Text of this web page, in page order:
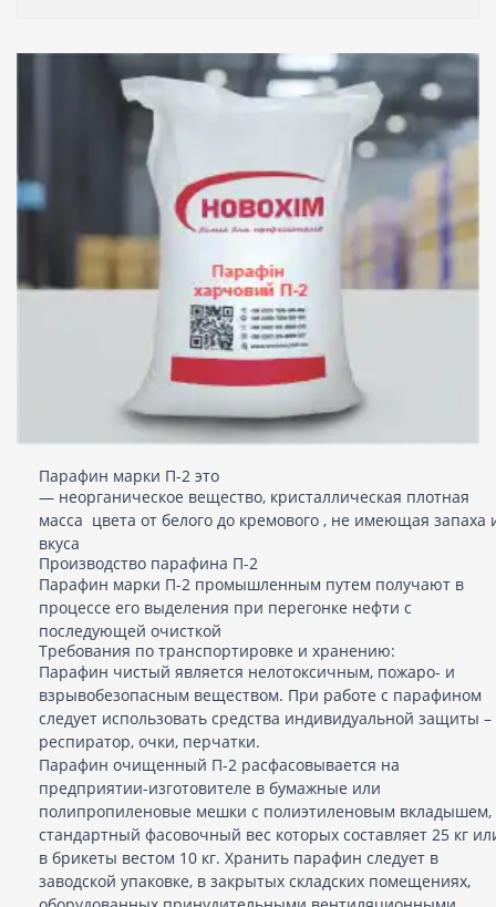
Парафин марки П-2 это
— неорганическое вещество, кристаллическая плотная
масса цвета от белого до кремового , не имеющая запаха
вкуса
Производство парафина П-2
Парафин марки П-2 промышленным путем получают в
процессе его выделения при перегонке нефти с
последующей очисткой
Требования по транспортировке и хранению:
Парафин чистый является нелотоксичным, пожаро- и
взрывобезопасным веществом. При работе с парафином
следует использовать средства индивидуальной защиты –
респиратор, очки, перчатки.
Парафин очищенный П-2 расфасовывается на
предприятии-изготовителе в бумажные или
полипропиленовые мешки с полиэтиленовым вкладышем,
стандартный фасовочный вес которых составляет 25 кг
в брикеты вестом 10 кг. Хранить парафин следует в
заводской упаковке, в закрытых складских помещениях,